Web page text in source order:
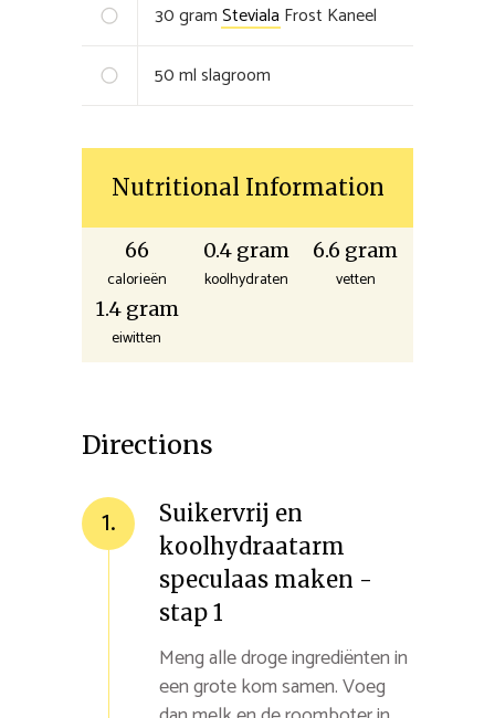
30gramSteviala Frost Kaneel
50mlslagroom
Nutritional Information
66
calorieën
0.4 gram
koolhydraten
6.6 gram
vetten
1.4 gram
eiwitten
Directions
1.
Suikervrij en
koolhydraatarm
speculaas maken -
stap 1
Meng alle droge ingrediënten in
een grote kom samen. Voeg